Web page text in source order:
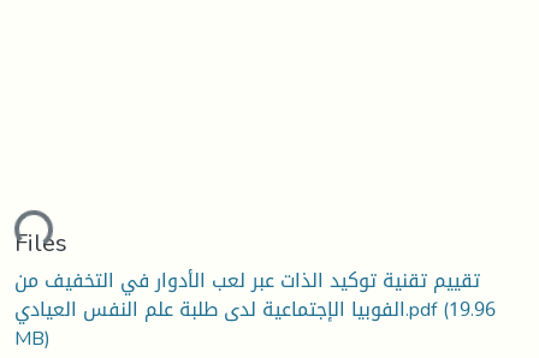
Files
تقييم تقنية توكيد الذات عبر لعب الأدوار في التخفيف من
الفوبيا الإجتماعية لدى طلبة علم النفس العيادي.pdf(19.96
MB)